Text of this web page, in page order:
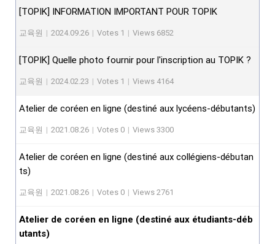
[TOPIK] INFORMATION IMPORTANT POUR TOPIK
교육원 | 2024.09.26 | Votes 1 | Views 6852
[TOPIK] Quelle photo fournir pour l'inscription au TOPIK ?
교육원 | 2024.02.23 | Votes 1 | Views 4164
Atelier de coréen en ligne (destiné aux lycéens-débutants)
교육원 | 2021.08.26 | Votes 0 | Views 3300
Atelier de coréen en ligne (destiné aux collégiens-débutan
ts)
교육원 | 2021.08.26 | Votes 0 | Views 2761
Atelier de coréen en ligne (destiné aux étudiants-déb
utants)